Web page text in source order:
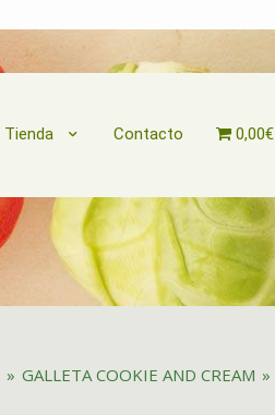
Tienda Contacto 0,00€
» GALLETA COOKIE AND CREAM »